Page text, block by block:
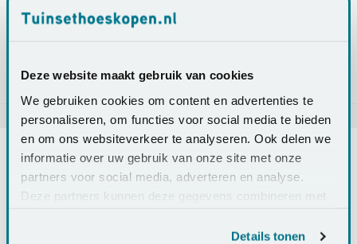
Deze website maakt gebruik van cookies
We gebruiken cookies om content en advertenties te
personaliseren, om functies voor social media te bieden
en om ons websiteverkeer te analyseren. Ook delen we
informatie over uw gebruik van onze site met onze
partners voor social media, adverteren en analyse.
Deze partners kunnen deze gegevens combineren met
hebben verzameld op basis van uw gebruik van hun
Details tonen
Specificaties